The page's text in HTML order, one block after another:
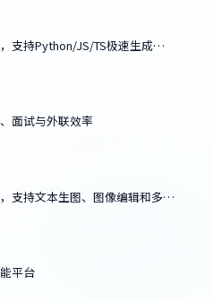
支持Python/JS/TS极速生成部
面试与外联效率
支持文本生图、图像编辑和多图
平台